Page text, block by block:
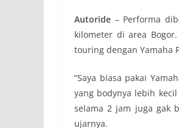
Autoride – Performa
kilometer di area
touring dengan Yamaha
“Saya biasa pakai
yang bodynya lebih
selama 2 jam juga gak
ujarnya.